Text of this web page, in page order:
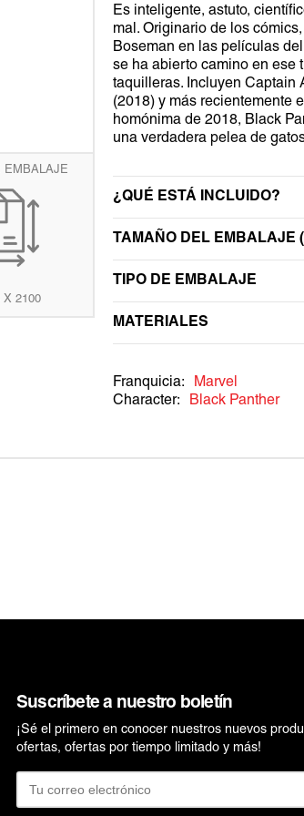
EMBALAJE
X 2100
Es inteligente, astuto,
mal. Originario de los
Boseman en las películas
se ha abierto camino en ese
taquilleras. Incluyen Captain
(2018) y más recientemente
homónima de 2018, Black
una verdadera pelea de
¿QUÉ ESTÁ INCLUIDO?
TAMAÑO DEL EMBALAJE
TIPO DE EMBALAJE
MATERIALES
Franquicia:
Marvel
Character:
Black Panther
Suscríbete a nuestro boletín
¡Sé el primero en conocer nuestros nuevos
ofertas, ofertas por tiempo limitado y más!